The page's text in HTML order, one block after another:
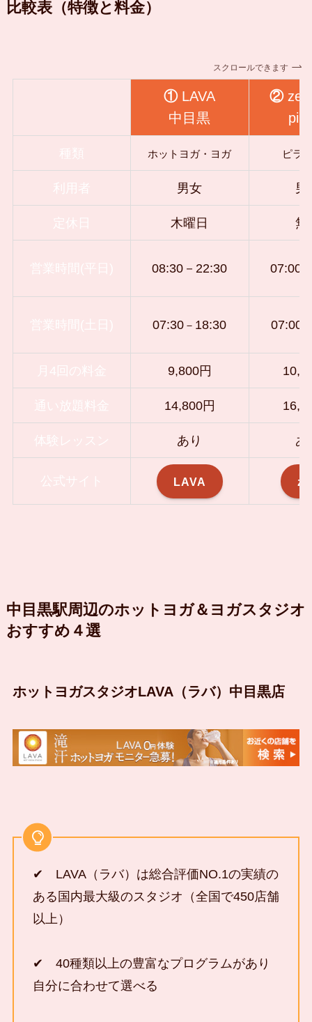
比較表（特徴と料金）
スクロールできます
①LAVA
中目黒
②
ホットヨガ・ヨガ ピラ
男女 男
木曜日 無
08:30－22:30 07:00
07:30 － 18:30 07:00
9,800円
14,800円
あり あ
LAVA
中目黒駅周辺のホットヨガ＆ヨガスタジオ
おすすめ４選
ホットヨガスタジオLAVA（ラバ）中目黒店
✔ LAVA（ラバ）は総合評価NO.1の実績の
ある国内最大級のスタジオ（全国で450店舗
以上）
✔ 40種類以上の豊富なプログラムがあり
自分に合わせて選べる